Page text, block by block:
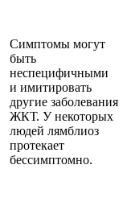
Симптомы могут
быть
неспецифичными
и имитировать
другие заболевания
ЖКТ. У некоторых
людей лямблиоз
протекает
бессимптомно.